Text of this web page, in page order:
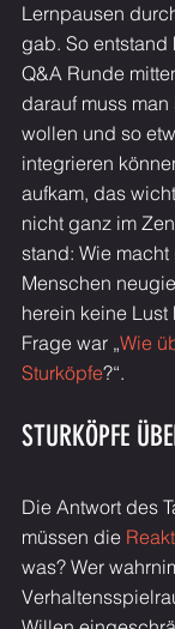
Lernpausen
gab. So
Q&A Runde
darauf muss
wollen und so
integrieren
aufkam, das
nicht ganz im
stand: Wie
Menschen
herein keine
Frage war „Wie
Sturköpfe?“.
STURKÖPFE
Die Antwort des
müssen die
was? Wer